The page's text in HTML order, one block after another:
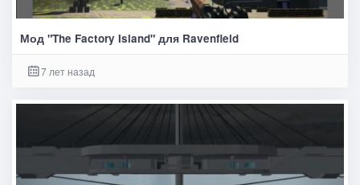
Мод "The Factory Island" для Ravenfield
7 лет назад